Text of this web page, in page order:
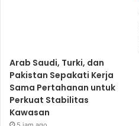
Arab Saudi, Turki, dan
Pakistan Sepakati Kerja
Sama Pertahanan untuk
Perkuat Stabilitas
Kawasan